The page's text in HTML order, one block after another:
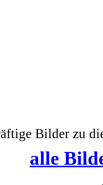
Bilder zu
alle